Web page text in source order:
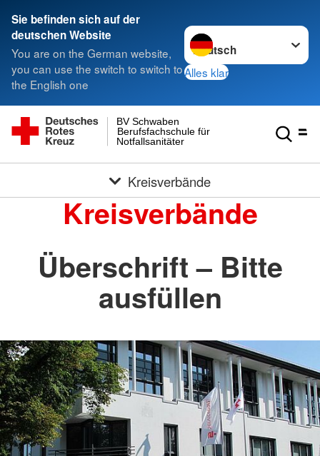
Sie befinden sich auf der
deutschen Website
You are on the German website,
you can use the switch to switch to
the English one
Sprache wechseln zu
Alles klar
Notfallsanitäter
Berufsfachschule für
BV Schwaben
Kreisverbände
Kreisverbände
Überschrift – Bitte
ausfüllen